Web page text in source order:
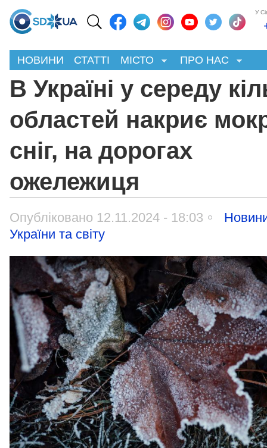
У
НОВИНИ СТАТТІ МІСТО ПРО НАС
В Україні у середу
областей накриє
сніг, на дорогах
ожележиця
Опубліковано 12.11.2024 - 18:03
України та світу